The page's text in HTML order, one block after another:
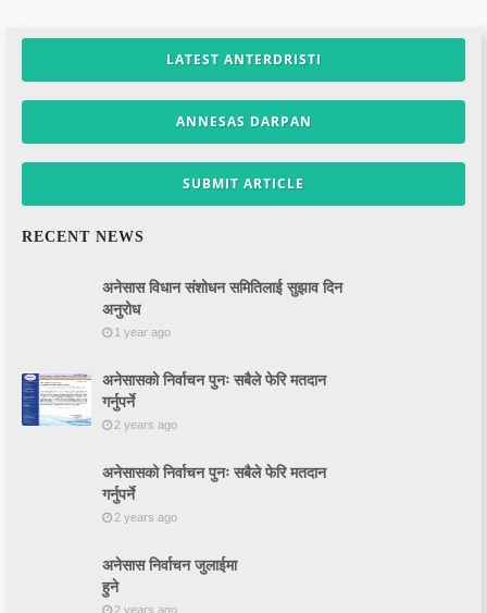
LATEST ANTERDRISTI
ANNESAS DARPAN
SUBMIT ARTICLE
RECENT NEWS
अनेसास विधान संशोधन समितिलाई सुझाव दिन
अनुरोध
1 year ago
अनेसासको निर्वाचन पुनः सबैले फेरि मतदान
गर्नुपर्ने
2 years ago
अनेसासको निर्वाचन पुनः सबैले फेरि मतदान
गर्नुपर्ने
2 years ago
अनेसास निर्वाचन जुलाईमा
हुने
2 years ago